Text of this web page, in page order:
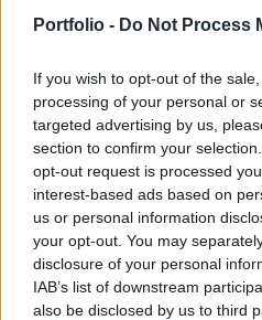
Portfolio - Do Not Process
If you wish to opt-out of the
processing of your personal or
targeted advertising by us,
section to confirm your
opt-out request is processed
interest-based ads based on
us or personal information
your opt-out. You may
disclosure of your personal
IAB’s list of downstream
also be disclosed by us to third
GLOBÁL
Brutális tempóra
fegyvergyártó,
lőszergyártást
Az amerikai kormánnyal